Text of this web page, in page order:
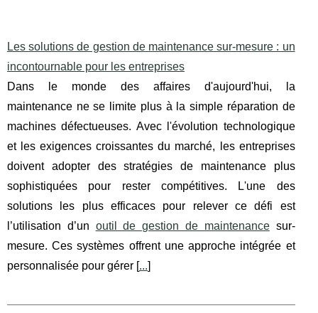
Les solutions de gestion de maintenance sur-mesure : un
incontournable pour les entreprises
Dans le monde des affaires d'aujourd'hui, la
maintenance ne se limite plus à la simple réparation de
machines défectueuses. Avec l'évolution technologique
et les exigences croissantes du marché, les entreprises
doivent adopter des stratégies de maintenance plus
sophistiquées pour rester compétitives. L'une des
solutions les plus efficaces pour relever ce défi est
l’utilisation d’un outil de gestion de maintenancesur-
mesure. Ces systèmes offrent une approche intégrée et
personnalisée pour gérer [...]